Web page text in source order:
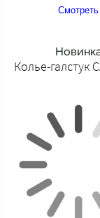
Смотреть
Колье-галстук